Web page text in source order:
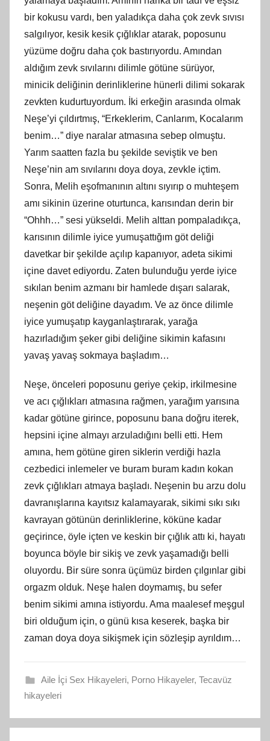
bir kokusu vardı, ben yaladıkça daha çok zevk sıvısı
salgılıyor, kesik kesik çığlıklar atarak, poposunu
yüzüme doğru daha çok bastırıyordu. Amından
aldığım zevk sıvılarını dilimle götüne sürüyor,
minicik deliğinin derinliklerine hünerli dilimi sokarak
zevkten kudurtuyordum. İki erkeğin arasında olmak
Neşe’yi çıldırtmış, “Erkeklerim, Canlarım, Kocalarım
benim…” diye naralar atmasına sebep olmuştu.
Yarım saatten fazla bu şekilde seviştik ve ben
Neşe’nin am sıvılarını doya doya, zevkle içtim.
Sonra, Melih eşofmanının altını sıyırıp o muhteşem
amı sikinin üzerine oturtunca, karısından derin bir
“Ohhh…” sesi yükseldi. Melih alttan pompaladıkça,
karısının dilimle iyice yumuşattığım göt deliği
davetkar bir şekilde açılıp kapanıyor, adeta sikimi
içine davet ediyordu. Zaten bulunduğu yerde iyice
sıkılan benim azmanı bir hamlede dışarı salarak,
neşenin göt deliğine dayadım. Ve az önce dilimle
iyice yumuşatıp kayganlaştırarak, yarağa
hazırladığım şeker gibi deliğine sikimin kafasını
yavaş yavaş sokmaya başladım…
Neşe, önceleri poposunu geriye çekip, irkilmesine
ve acı çığlıkları atmasına rağmen, yarağım yarısına
kadar götüne girince, poposunu bana doğru iterek,
hepsini içine almayı arzuladığını belli etti. Hem
amına, hem götüne giren siklerin verdiği hazla
cezbedici inlemeler ve buram buram kadın kokan
zevk çığlıkları atmaya başladı. Neşenin bu arzu dolu
davranışlarına kayıtsız kalamayarak, sikimi sıkı sıkı
kavrayan götünün derinliklerine, köküne kadar
geçirince, öyle içten ve keskin bir çığlık attı ki, hayatı
boyunca böyle bir sikiş ve zevk yaşamadığı belli
oluyordu. Bir süre sonra üçümüz birden çılgınlar gibi
orgazm olduk. Neşe halen doymamış, bu sefer
benim sikimi amına istiyordu. Ama maalesef meşgul
biri olduğum için, o günü kısa keserek, başka bir
zaman doya doya sikişmek için sözleşip ayrıldım…
Aile İçi Sex Hikayeleri, Porno Hikayeler, Tecavüz
hikayeleri